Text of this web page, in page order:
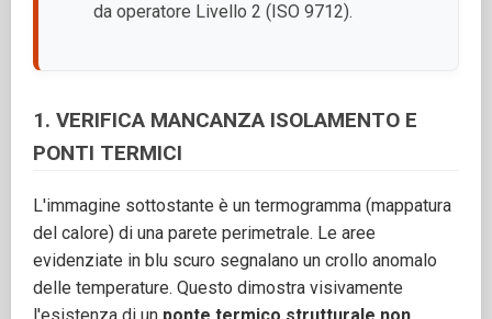
da operatore Livello 2 (ISO 9712).
1. VERIFICA MANCANZA ISOLAMENTO E
PONTI TERMICI
L'immagine sottostante è un termogramma (mappatura
del calore) di una parete perimetrale. Le aree
evidenziate in blu scuro segnalano un crollo anomalo
delle temperature. Questo dimostra visivamente